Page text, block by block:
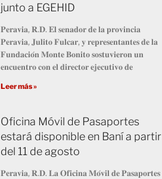
junto a EGEHID
𝐏𝐞𝐫𝐚𝐯𝐢𝐚, 𝐑.𝐃. 𝐄𝐥 𝐬𝐞𝐧𝐚𝐝𝐨𝐫 𝐝𝐞 𝐥𝐚 𝐩𝐫𝐨𝐯𝐢𝐧𝐜𝐢𝐚
𝐏𝐞𝐫𝐚𝐯𝐢𝐚, 𝐉𝐮𝐥𝐢𝐭𝐨 𝐅𝐮𝐥𝐜𝐚𝐫, 𝐲 𝐫𝐞𝐩𝐫𝐞𝐬𝐞𝐧𝐭𝐚𝐧𝐭𝐞𝐬 𝐝𝐞 𝐥𝐚
𝐅𝐮𝐧𝐝𝐚𝐜𝐢𝐨́𝐧 𝐌𝐨𝐧𝐭𝐞 𝐁𝐨𝐧𝐢𝐭𝐨 𝐬𝐨𝐬𝐭𝐮𝐯𝐢𝐞𝐫𝐨𝐧 𝐮𝐧
𝐞𝐧𝐜𝐮𝐞𝐧𝐭𝐫𝐨 𝐜𝐨𝐧 𝐞𝐥 𝐝𝐢𝐫𝐞𝐜𝐭𝐨𝐫 𝐞𝐣𝐞𝐜𝐮𝐭𝐢𝐯𝐨 𝐝𝐞
Leer más »
Oficina Móvil de Pasaportes
estará disponible en Baní a partir
del 11 de agosto
𝐏𝐞𝐫𝐚𝐯𝐢𝐚, 𝐑.𝐃. 𝐋𝐚 𝐎𝐟𝐢𝐜𝐢𝐧𝐚 𝐌𝐨́𝐯𝐢𝐥 𝐝𝐞 𝐏𝐚𝐬𝐚𝐩𝐨𝐫𝐭𝐞𝐬